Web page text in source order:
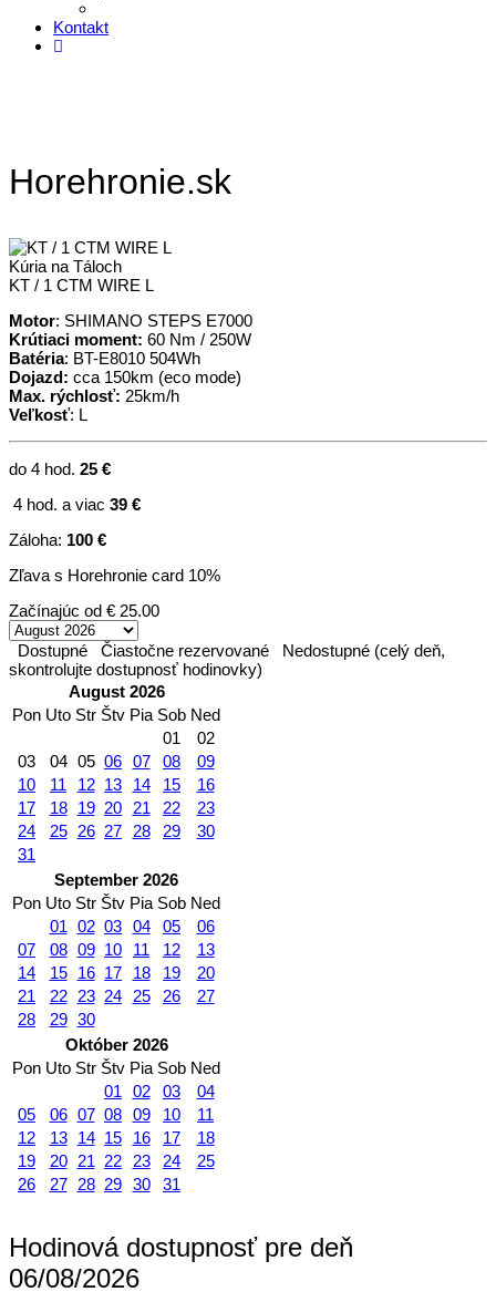
Kontakt
Horehronie.sk
Kúria na Táloch
KT / 1 CTM WIRE L
Motor: SHIMANO STEPS E7000
Krútiaci moment: 60 Nm / 250W
Batéria: BT-E8010 504Wh
Dojazd: cca 150km (eco mode)
Max. rýchlosť: 25km/h
Veľkosť: L
do 4 hod. 25 €
4 hod. a viac 39 €
Záloha: 100 €
Zľava s Horehronie card 10%
Začínajúc od € 25.00
Dostupné Čiastočne rezervované
Nedostupné (celý deň,
skontrolujte dostupnosť hodinovky)
August 2026
Pon Uto Str Štv Pia Sob Ned
01
02
03
04 05 06 07 08
09
10
11 12 13 14 15
16
17
18 19 20 21 22
23
24
25 26 27 28 29
30
31
September 2026
Pon Uto Str Štv Pia Sob Ned
01 02 03 04 05
06
07
08 09 10 11 12
13
14
15 16 17 18 19
20
21
22 23 24 25 26
27
28
29 30
Október 2026
Pon Uto Str Štv Pia Sob Ned
01
02 03
04
05
06 07 08 09 10
11
12
13 14 15 16 17
18
19
20 21 22 23 24
25
26
27 28 29 30 31
Hodinová dostupnosť pre deň
06/08/2026